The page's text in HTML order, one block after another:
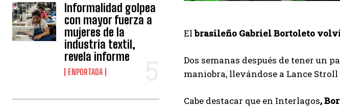
Informalidad golpea
con mayor fuerza a
mujeres de la
industria textil,
revela informe
ENPORTADA
Elbrasileño Gabriel Bortoleto
Dos semanas después de tener un
maniobra, llevándose a Lance
Cabe destacar que en Interlagos,